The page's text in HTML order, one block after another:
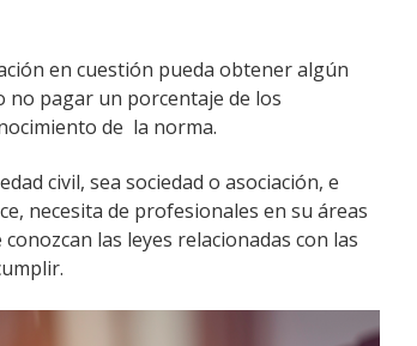
en cuestión pueda obtener algún
no pagar un porcentaje de los
de la norma.
civil, sea sociedad o asociación, e
necesita de profesionales en su áreas
las leyes relacionadas con las